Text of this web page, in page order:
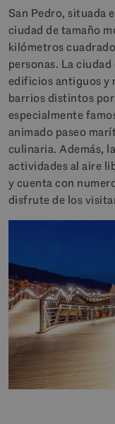
San Pedro, situada
ciudad de tamaño
kilómetros
personas. La
edificios antiguos y
barrios distintos
especialmente
animado paseo
culinaria. Además,
actividades al aire
y cuenta con
disfrute de los